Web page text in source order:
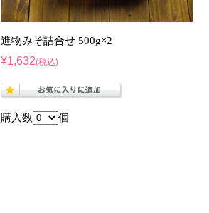
進物みそ詰合せ 500g×2
¥1,632(税込)
購入数 個